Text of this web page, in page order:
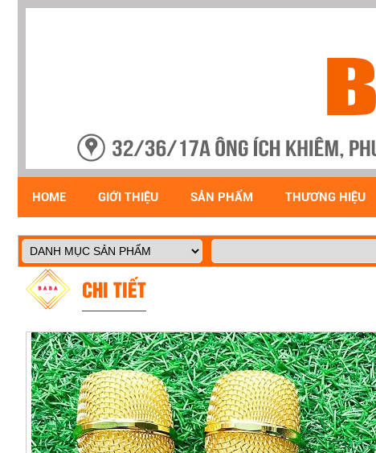
HOME GIỚI THIỆU SẢN PHẨM THƯƠNG HIỆU
CHI TIẾT